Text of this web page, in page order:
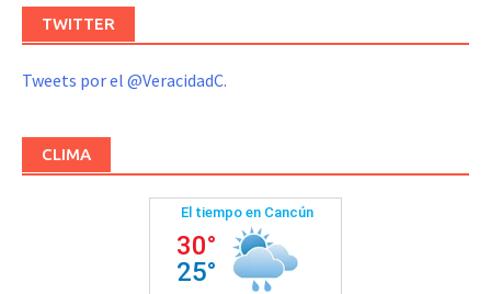
TWITTER
Tweets por el @VeracidadC.
CLIMA